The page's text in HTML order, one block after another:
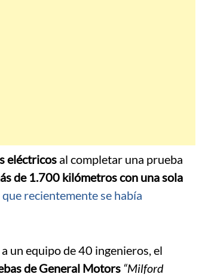
eléctricos al completar una prueba
de 1.700 kilómetros con una sola
recientemente se había
un equipo de 40 ingenieros, el
de General Motors “Milford